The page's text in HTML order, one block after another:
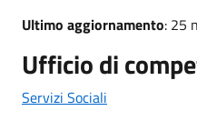
Ultimo aggiornamento: 25
Ufficio di
Servizi Sociali